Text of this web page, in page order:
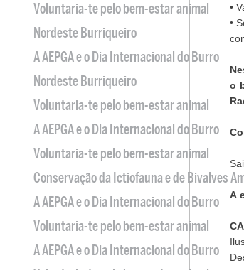
•
•
o
A
Voluntaria-te pelo bem-estar animal
Nordeste Burriqueiro
A AEPGA e o Dia Internacional do Burro
Nordeste Burriqueiro
Voluntaria-te pelo bem-estar animal
A AEPGA e o Dia Internacional do Burro
Voluntaria-te pelo bem-estar animal
Conservação da Ictiofauna e de Bivalves
A AEPGA e o Dia Internacional do Burro
Voluntaria-te pelo bem-estar animal
A AEPGA e o Dia Internacional do Burro